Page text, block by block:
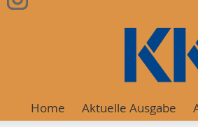
Home Aktuelle Ausgabe